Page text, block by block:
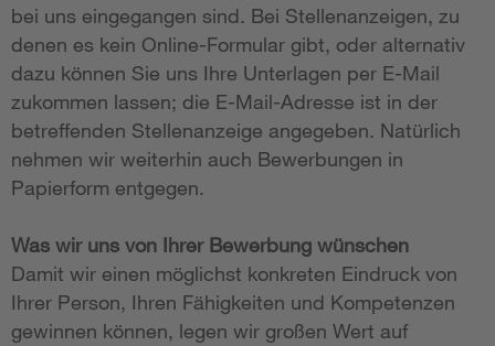
bei uns eingegangen sind. Bei Stellenanzeigen, zu
denen es kein Online-Formular gibt, oder alternativ
dazu können Sie uns Ihre Unterlagen per E-Mail
zukommen lassen; die E-Mail-Adresse ist in der
betreffenden Stellenanzeige angegeben. Natürlich
nehmen wir weiterhin auch Bewerbungen in
Papierform entgegen.
Was wir uns von Ihrer Bewerbung wünschen
Damit wir einen möglichst konkreten Eindruck von
Ihrer Person, Ihren Fähigkeiten und Kompetenzen
gewinnen können, legen wir großen Wert auf